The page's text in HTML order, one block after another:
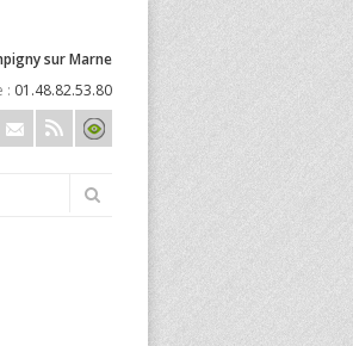
sur Marne
: 01.48.82.53.80